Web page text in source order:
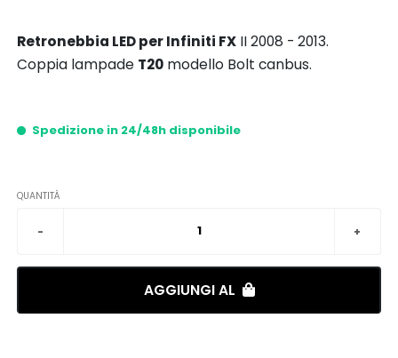
Retronebbia LED per Infiniti FX II 2008 - 2013.
Coppia lampade T20 modello Bolt canbus.
Spedizione in 24/48h disponibile
QUANTITÀ
AGGIUNGI AL